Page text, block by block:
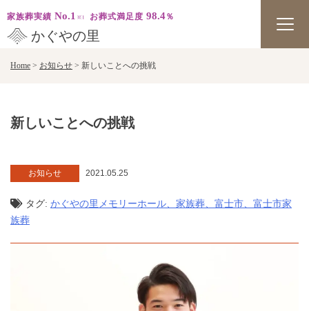
かぐやの里
家族葬実績 No.1 お葬式満足度 98.4％
Home > お知らせ > 新しいことへの挑戦
新しいことへの挑戦
お知らせ 2021.05.25
タグ: かぐやの里メモリーホール、家族葬、富士市、富士市家
族葬